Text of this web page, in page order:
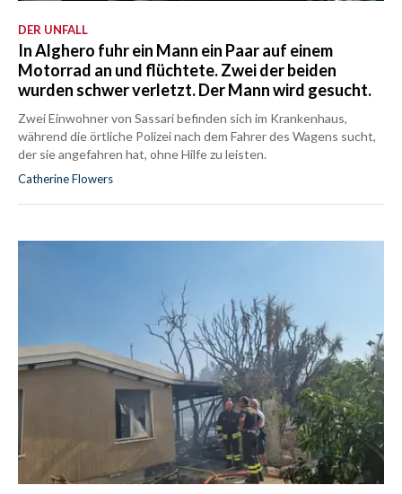
DER UNFALL
In Alghero fuhr ein Mann ein Paar auf einem
Motorrad an und flüchtete. Zwei der beiden
wurden schwer verletzt. Der Mann wird gesucht.
Zwei Einwohner von Sassari befinden sich im Krankenhaus,
während die örtliche Polizei nach dem Fahrer des Wagens sucht,
der sie angefahren hat, ohne Hilfe zu leisten.
Catherine Flowers